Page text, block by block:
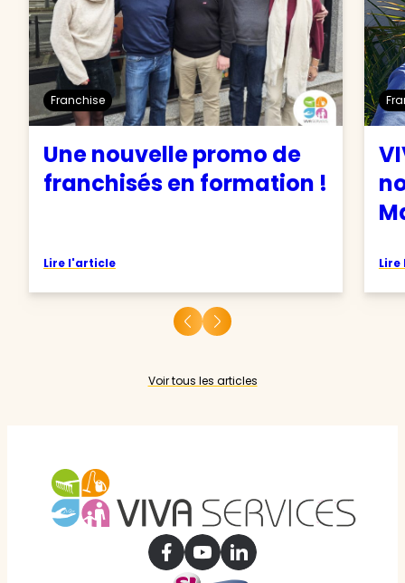
Franchise
Une nouvelle promo de
franchisés en formation !
Lire l'article
Voir tous les articles